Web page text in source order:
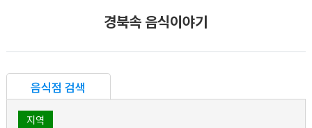
경북속 음식이야기
음식점 검색
지역